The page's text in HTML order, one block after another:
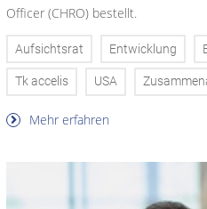
Officer (CHRO) bestellt.
Aufsichtsrat Entwicklung
Tk accelis USA
Mehr erfahren